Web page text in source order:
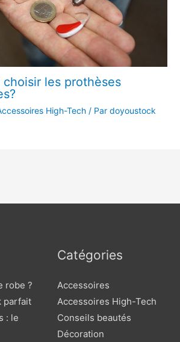
choisir les prothèses
High-Tech/ Par doyoustock
robe ?
parfait
: le
Catégories
Accessoires
Accessoires High-Tech
Conseils beautés
Décoration